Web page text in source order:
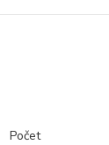
Počet